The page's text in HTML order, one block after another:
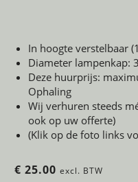
In hoogte verstelbaar
Diameter lampenkap:
Deze huurprijs:
Ophaling
Wij verhuren steeds
ook op uw offerte)
(Klik op de foto links
€ 25.00excl. BTW